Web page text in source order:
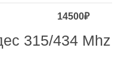
14500₽
315/434 Mhz